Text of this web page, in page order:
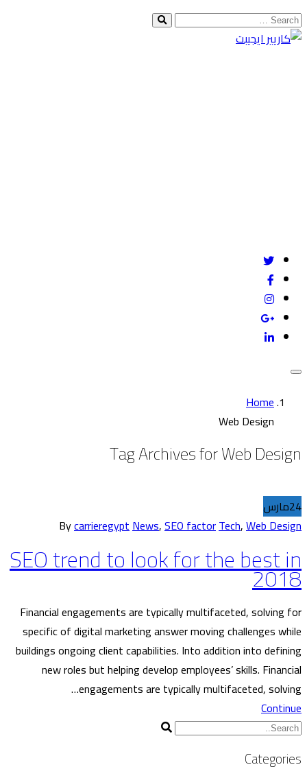
Home
Web Design
Tag Archives for Web Design
24مارس
BycarrieregyptNews,SEO factorTech,Web Design
SEO trend to look for the best in
2018
Financial engagements are typically multifaceted, solving for
specific of digital marketing answer moving challenges while
buildings ongoing client capabilities. Into addition into defining
new roles but helping develop employees’ skills. Financial
engagements are typically multifaceted, solving…
Continue
Categories